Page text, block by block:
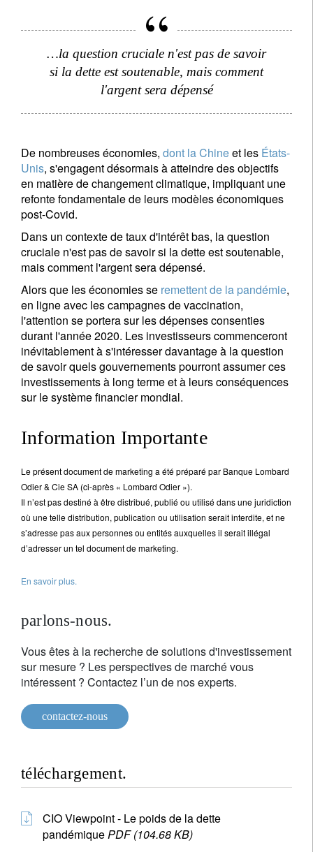
…la question cruciale n'est pas de savoir
si la dette est soutenable, mais comment
l'argent sera dépensé
De nombreuses économies, dont la Chineet les États-
Unis, s'engagent désormais à atteindre des objectifs
en matière de changement climatique, impliquant une
refonte fondamentale de leurs modèles économiques
post-Covid.
Dans un contexte de taux d'intérêt bas, la question
cruciale n'est pas de savoir si la dette est soutenable,
mais comment l'argent sera dépensé.
Alors que les économies se remettent de la pandémie,
en ligne avec les campagnes de vaccination,
l'attention se portera sur les dépenses consenties
durant l'année 2020. Les investisseurs commenceront
inévitablement à s'intéresser davantage à la question
de savoir quels gouvernements pourront assumer ces
investissements à long terme et à leurs conséquences
sur le système financier mondial.
Information Importante
Le présent document de marketing a été préparé par Banque Lombard
Odier & Cie SA (ci-après « Lombard Odier »).
Il n’est pas destiné à être distribué, publié ou utilisé dans une juridiction
où une telle distribution, publication ou utilisation serait interdite, et ne
s’adresse pas aux personnes ou entités auxquelles il serait illégal
d’adresser un tel document de marketing.
En savoir plus.
parlons-nous.
Vous êtes à la recherche de solutions d'investissement
sur mesure ? Les perspectives de marché vous
intéressent ? Contactez l’un de nos experts.
contactez-nous
téléchargement.
CIO Viewpoint - Le poids de la dette
pandémiquePDF (104.68 KB)